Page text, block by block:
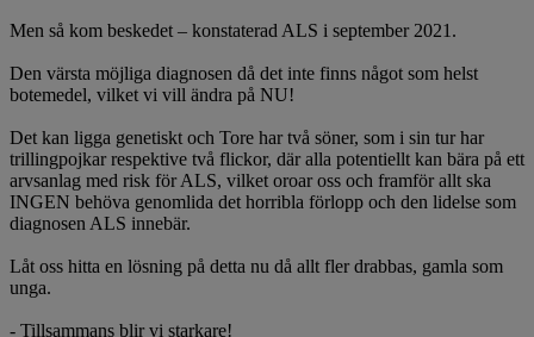
Men så kom beskedet – konstaterad ALS i september 2021.
Den värsta möjliga diagnosen då det inte finns något som helst
botemedel, vilket vi vill ändra på NU!
Det kan ligga genetiskt och Tore har två söner, som i sin tur har
trillingpojkar respektive två flickor, där alla potentiellt kan bära på ett
arvsanlag med risk för ALS, vilket oroar oss och framför allt ska
INGEN behöva genomlida det horribla förlopp och den lidelse som
diagnosen ALS innebär.
Låt oss hitta en lösning på detta nu då allt fler drabbas, gamla som
unga.
- Tillsammans blir vi starkare!